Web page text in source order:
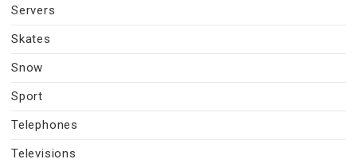
Servers
Skates
Snow
Sport
Telephones
Televisions